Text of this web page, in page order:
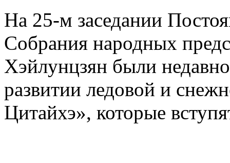
На 25-м заседании
Собрания народных
Хэйлунцзян были
развитии ледовой и
Цитайхэ», которые